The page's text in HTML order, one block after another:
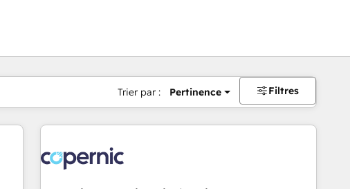
Trier par : Pertinence Filtres
Page